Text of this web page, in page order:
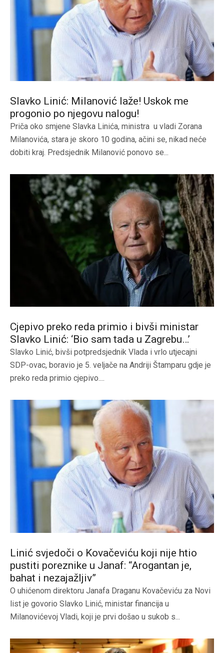
Slavko Linić: Milanović laže! Uskok me
progonio po njegovu nalogu!
Priča oko smjene Slavka Linića, ministra u vladi Zorana
Milanovića, stara je skoro 10 godina, ačini se, nikad neće
dobiti kraj. Predsjednik Milanović ponovo se...
Cjepivo preko reda primio i bivši ministar
Slavko Linić: ‘Bio sam tada u Zagrebu…’
Slavko Linić, bivši potpredsjednik Vlada i vrlo utjecajni
SDP-ovac, boravio je 5. veljače na Andriji Štamparu gdje je
preko reda primio cjepivo....
Linić svjedoči o Kovačeviću koji nije htio
pustiti poreznike u Janaf: “Arogantan je,
bahat i nezajažljiv”
O uhićenom direktoru Janafa Draganu Kovačeviću za Novi
list je govorio Slavko Linić, ministar financija u
Milanovićevoj Vladi, koji je prvi došao u sukob s...